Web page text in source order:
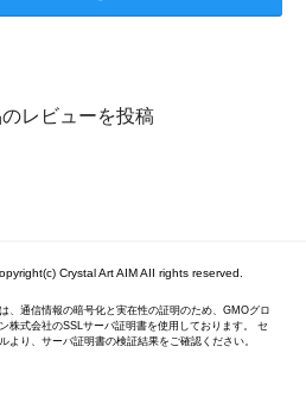
レビューを投稿
Crystal Art AIM AII rights reserved.
、通信情報の暗号化と実在性の証明のため、GMOグロ
株式会社のSSLサーバ証明書を使用しております。 セ
より、サーバ証明書の検証結果をご確認ください。